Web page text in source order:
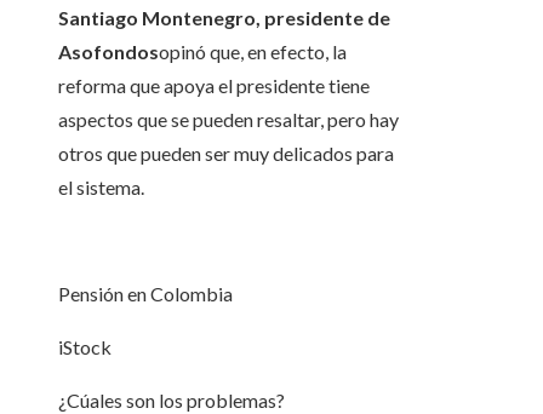
Santiago Montenegro, presidente de
Asofondosopinó que, en efecto, la
reforma que apoya el presidente tiene
aspectos que se pueden resaltar, pero hay
otros que pueden ser muy delicados para
el sistema.
Pensión en Colombia
iStock
¿Cúales son los problemas?